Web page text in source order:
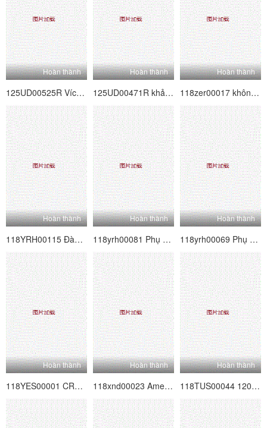
Hoàn thành
125UD00525R Vích loạn 7 người cha và mẹ kế ma quỷ
Hoàn thành
125UD00471R khảm kỹ thuật số Slut 8 tốt nhất
Hoàn thành
118zer00017 không nhiều hơn nghiệp dư, ít hơn nữ diễn viên 17 Ariki Carrera
Hoàn thành
118YRH00115 Đàm phán hoàn toàn nghiêm trọng!Nhằm mục đích cho cô gái poster nghiệp dư siêu dễ thương được đồn đại!Vol.33
Hoàn thành
118yrh00081 Phụ nữ làm việc Hunting Vol.19
Hoàn thành
118yrh00069 Phụ nữ làm việc Săn bắn Vol.16
Hoàn thành
118YES00001 CREAMPIE CHỈ ◆ Học sinh đại học nữ 01
Hoàn thành
118xnd00023 Amesque 23
Hoàn thành
118TUS00044 120% Huyền thoại thông minh mềm thật Vol.44